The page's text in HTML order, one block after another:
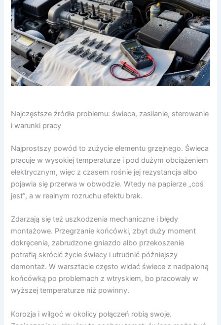
Najczęstsze źródła problemu: świeca, zasilanie, sterowanie
i warunki pracy
Najprostszy powód to zużycie elementu grzejnego. Świeca
pracuje w wysokiej temperaturze i pod dużym obciążeniem
elektrycznym, więc z czasem rośnie jej rezystancja albo
pojawia się przerwa w obwodzie. Wtedy na papierze „coś
jest”, a w realnym rozruchu efektu brak.
Zdarzają się też uszkodzenia mechaniczne i błędy
montażowe. Przegrzanie końcówki, zbyt duży moment
dokręcenia, zabrudzone gniazdo albo przekoszenie
potrafią skrócić życie świecy i utrudnić późniejszy
demontaż. W warsztacie często widać świece z nadpaloną
końcówką po problemach z wtryskiem, bo pracowały w
wyższej temperaturze niż powinny.
Korozja i wilgoć w okolicy połączeń robią swoje.